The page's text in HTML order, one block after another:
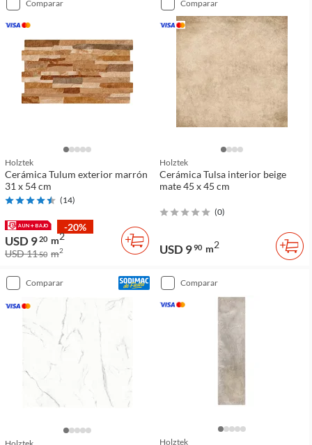
comparar
Holztek
Cerámica Tulum exterior marrón
31 x 54 cm
(14)
-20%
USD 920 m2
USD 1150 m2
comparar
Holztek
Cerámica Tulsa interior beige
mate 45 x 45 cm
(0)
USD 990 m2
comparar comparar
Holztek